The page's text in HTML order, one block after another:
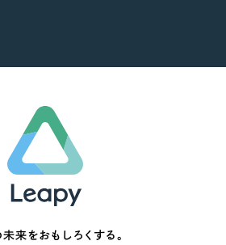
来をおもしろくする。